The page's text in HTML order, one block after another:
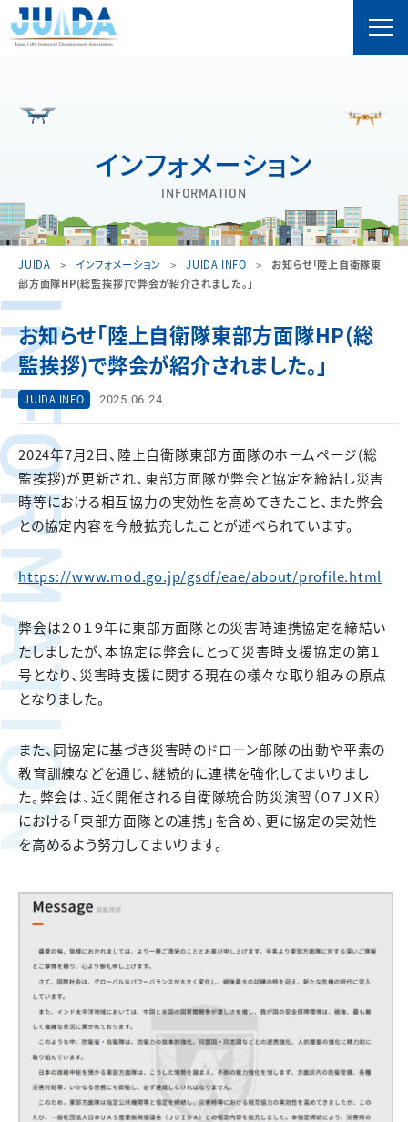
インフォメーション
INFORMATION
JUIDA インフォメーション JUIDA INFO
お知らせ「陸上自衛隊東
部方面隊HP(総監挨拶)で弊会が紹介されました。」
お知らせ「陸上自衛隊東部方面隊HP(総
監挨拶)で弊会が紹介されました。」
JUIDA INFO 2025.06.24
2024年7月2日、陸上自衛隊東部方面隊のホームページ(総
監挨拶)が更新され、東部方面隊が弊会と協定を締結し災害
時等における相互協力の実効性を高めてきたこと、また弊会
との協定内容を今般拡充したことが述べられています。
https://www.mod.go.jp/gsdf/eae/about/profile.html
弊会は２０１９年に東部方面隊との災害時連携協定を締結い
たしましたが、本協定は弊会にとって災害時支援協定の第１
号となり、災害時支援に関する現在の様々な取り組みの原点
となりました。
また、同協定に基づき災害時のドローン部隊の出動や平素の
教育訓練などを通じ、継続的に連携を強化してまいりまし
た。弊会は、近く開催される自衛隊統合防災演習（０７ＪＸＲ）
における「東部方面隊との連携」を含め、更に協定の実効性
を高めるよう努力してまいります。